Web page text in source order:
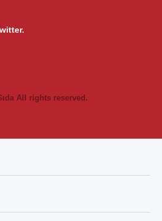
All rights reserved.